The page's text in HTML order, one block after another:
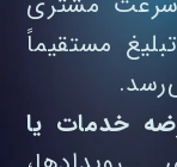
مستقیماً
خدمات یا